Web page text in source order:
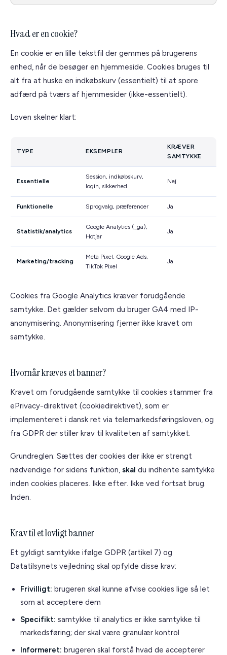
Start en dialog →
Hvad er en cookie?
En cookie er en lille tekstfil der gemmes på brugerens
enhed, når de besøger en hjemmeside. Cookies bruges til
alt fra at huske en indkøbskurv (essentielt) til at spore
adfærd på tværs af hjemmesider (ikke-essentielt).
Loven skelner klart:
TYPE EKSEMPLER
KRÆVER
SAMTYKKE
Essentielle
Session, indkøbskurv,
login, sikkerhed
Nej
Funktionelle Sprogvalg, præferencer Ja
Statistik/analytics
Google Analytics (_ga),
Hotjar
Ja
Marketing/tracking
Meta Pixel, Google Ads,
TikTok Pixel
Ja
Cookies fra Google Analytics kræver forudgående
samtykke. Det gælder selvom du bruger GA4 med IP-
anonymisering. Anonymisering fjerner ikke kravet om
samtykke.
Hvornår kræves et banner?
Kravet om forudgående samtykke til cookies stammer fra
ePrivacy-direktivet (cookiedirektivet), som er
implementeret i dansk ret via telemarkedsføringsloven, og
fra GDPR der stiller krav til kvaliteten af samtykket.
Grundreglen: Sættes der cookies der ikke er strengt
nødvendige for sidens funktion, skal du indhente samtykke
inden cookies placeres. Ikke efter. Ikke ved fortsat brug.
Inden.
Krav til et lovligt banner
Et gyldigt samtykke ifølge GDPR (artikel 7) og
Datatilsynets vejledning skal opfylde disse krav:
Frivilligt: brugeren skal kunne afvise cookies lige så let
som at acceptere dem
Specifikt: samtykke til analytics er ikke samtykke til
markedsføring; der skal være granulær kontrol
Informeret: brugeren skal forstå hvad de accepterer